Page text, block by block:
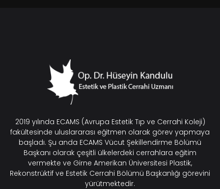
2019 yılında ECAMS (Avrupa Estetik Tıp ve Cerrahi Koleji)
fakültesinde uluslararası eğitmen olarak görev yapmaya
başladı. Şu anda ECAMS Vücut Şekillendirme Bölümü
Başkanı olarak çeşitli ülkelerdeki cerrahlara eğitim
vermekte ve Girne Amerikan Üniversitesi Plastik,
Rekonstrüktif ve Estetik Cerrahi Bölümü Başkanlığı görevini
yürütmektedir.